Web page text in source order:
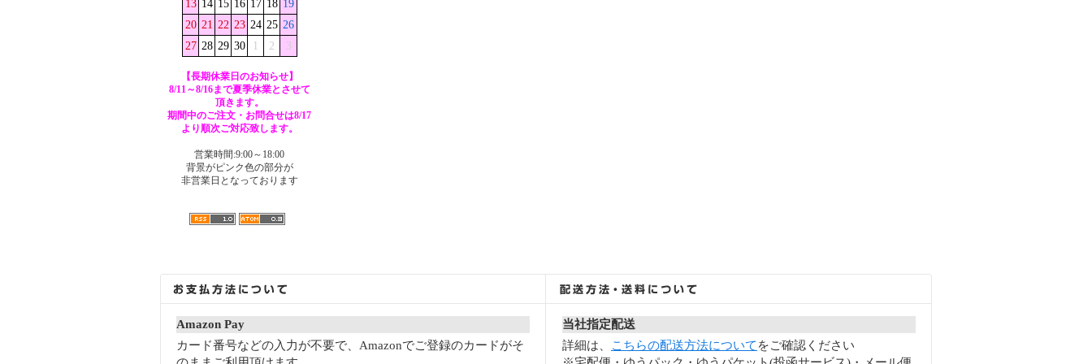
13 14 15 16 17 18 19
20 21 22 23 24 25 26
27 28 29 30 1 2 3
【長期休業日のお知らせ】
8/11～8/16まで夏季休業とさせて
頂きます。
期間中のご注文・お問合せは8/17
より順次ご対応致します。
営業時間:9:00～18:00
背景がピンク色の部分が
非営業日となっております
Amazon Pay
カード番号などの入力が不要で、Amazonでご登録のカードがそ
当社指定配送
詳細は、
こちらの配送方法について をご確認ください